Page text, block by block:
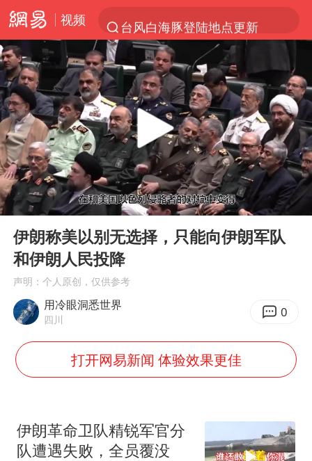
视频
台风白海豚登陆地点更新
以“新”破局 首发经济点亮城市消费活力
看守所辅警收受10万获刑1年
台风白海豚进入48小时警戒线
陈熠被张本美和连扳三局逆转
李亚鹏向地铁吐血女孩捐99999元
多地要求领导干部带头休假
感觉全东北都在等7号
80后女柜员逆袭成4200亿银行副行长
女子利用漏洞0元薅走3000多件家电
宇树科技 打新
房主任回应争议
把党建设得更加坚强有力
Play
00:00 00:48
伊朗称美以别无选择，只能向伊朗军队
和伊朗人民投降
声明：个人原创，仅供参考
用冷眼洞悉世界
四川 0
打开网易新闻 体验效果更佳
伊朗革命卫队精锐军官分
队遭遇失败，全员覆没